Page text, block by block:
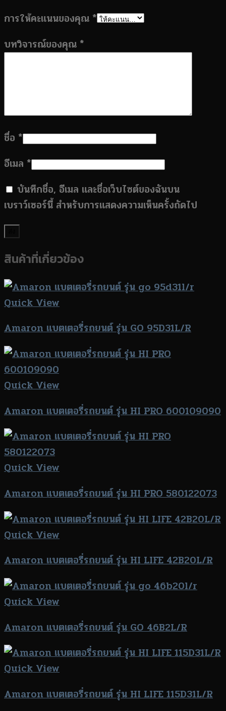
การให้คะแนนของคุณ *
บทวิจารณ์ของคุณ *
ชื่อ *
อีเมล *
บันทึกชื่อ, อีเมล และชื่อเว็บไซต์ของฉันบน
เบราว์เซอร์นี้ สำหรับการแสดงความเห็นครั้งถัดไป
สินค้าที่เกี่ยวข้อง
Quick View
Amaron แบตเตอรี่รถยนต์ รุ่น GO 95D31L/R
Quick View
Amaron แบตเตอรี่รถยนต์ รุ่น HI PRO 600109090
Quick View
Amaron แบตเตอรี่รถยนต์ รุ่น HI PRO 580122073
Quick View
Amaron แบตเตอรี่รถยนต์ รุ่น HI LIFE 42B20L/R
Quick View
Amaron แบตเตอรี่รถยนต์ รุ่น GO 46B2L/R
Quick View
Amaron แบตเตอรี่รถยนต์ รุ่น HI LIFE 115D31L/R